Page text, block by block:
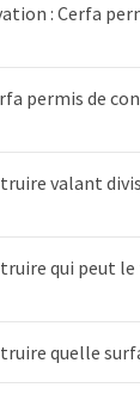
: Cerfa
permis de
valant
qui peut
quelle